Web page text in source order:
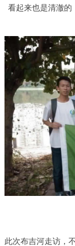
看起来也是清澈的
此次布吉河走访，